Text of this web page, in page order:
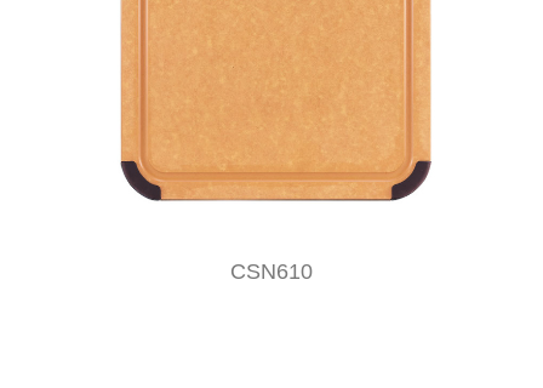
CSN610